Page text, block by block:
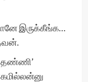
இருக்கீங்க…